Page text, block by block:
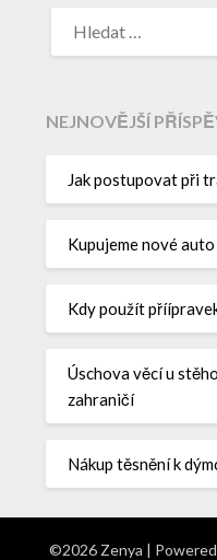
NEJNOVĚJŠÍ
Jak postupovat při
Kupujeme nové auto
Kdy použít
Úschova věcí u
zahraničí
Nákup těsnění k
©2026 Zenya |